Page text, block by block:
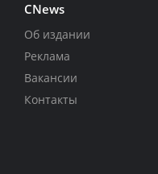
CNews
Об издании
Реклама
Вакансии
Контакты